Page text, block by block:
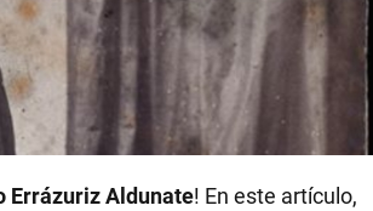
Errázuriz Aldunate! En este artículo,